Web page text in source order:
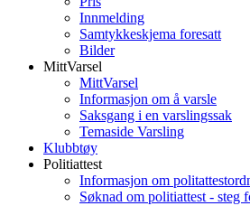
Innmelding
Samtykkeskjema foresatt
Bilder
MittVarsel
MittVarsel
Informasjon om å varsle
Saksgang i en varslingssak
Temaside Varsling
Klubbtøy
Politiattest
Informasjon om
Søknad om politiattest - steg